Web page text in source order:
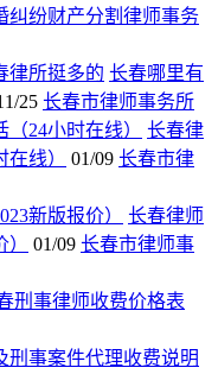
纠纷财产分割律师事务
长春哪里有
25 长春市律师事务所
长春律
线）
01/09 长春市律
长春律师
01/09 长春市律师事
刑事律师收费价格表